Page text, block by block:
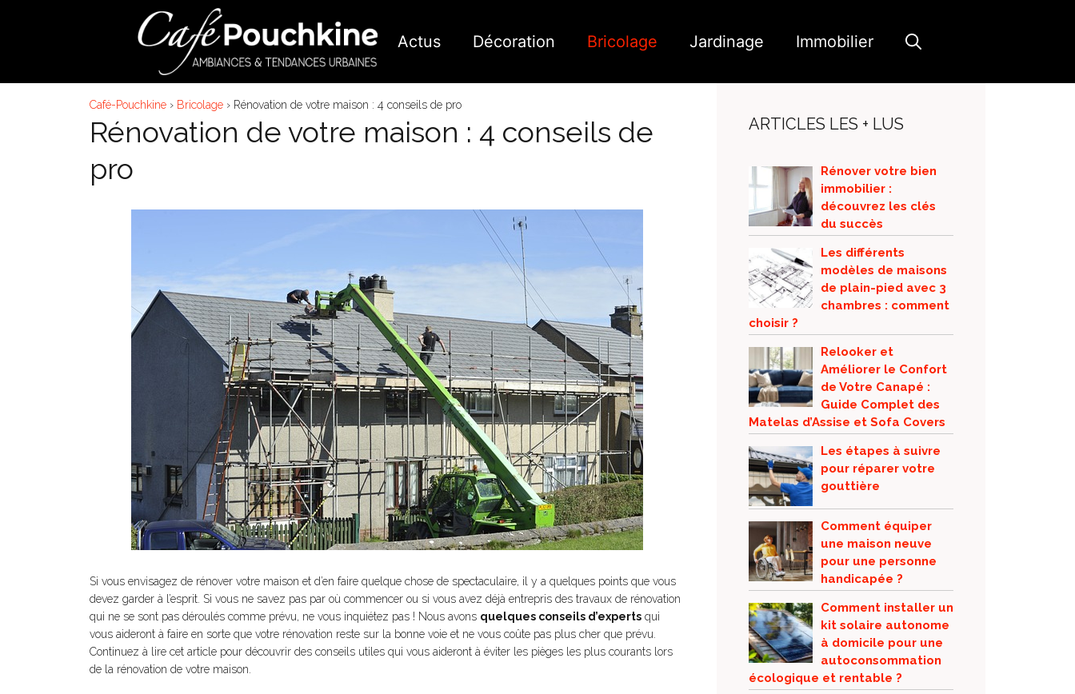
Actus Décoration Bricolage Jardinage Immobilier
Café-Pouchkine › Bricolage › Rénovation de votre maison : 4 conseils de pro
Rénovation de votre maison : 4 conseils de
pro
Si vous envisagez de rénover votre maison et d’en faire quelque chose de spectaculaire, il y a quelques points que vous
devez garder à l’esprit. Si vous ne savez pas par où commencer ou si vous avez déjà entrepris des travaux de rénovation
qui ne se sont pas déroulés comme prévu, ne vous inquiétez pas ! Nous avons quelques conseils d’experts qui
vous aideront à faire en sorte que votre rénovation reste sur la bonne voie et ne vous coûte pas plus cher que prévu.
Continuez à lire cet article pour découvrir des conseils utiles qui vous aideront à éviter les pièges les plus courants lors
de la rénovation de votre maison.
ARTICLES LES + LUS
Rénover votre bien
immobilier :
découvrez les clés
du succès
Les différents
modèles de maisons
de plain-pied avec 3
chambres : comment
choisir ?
Relooker et
Améliorer le Confort
de Votre Canapé :
Guide Complet des
Matelas d’Assise et Sofa Covers
Les étapes à suivre
pour réparer votre
gouttière
Comment équiper
une maison neuve
pour une personne
handicapée ?
Comment installer un
kit solaire autonome
à domicile pour une
autoconsommation
écologique et rentable ?